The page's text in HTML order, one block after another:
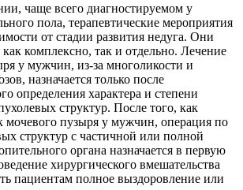
чаще всего диагностируемом у
пола, терапевтические мероприятия
от стадии развития недуга. Они
комплексно, так и отдельно. Лечение
у мужчин, из-за многоликости и
назначается только после
определения характера и степени
структур. После того, как
мочевого пузыря у мужчин, операция по
структур с частичной или полной
органа назначается в первую
хирургического вмешательства
пациентам полное выздоровление или